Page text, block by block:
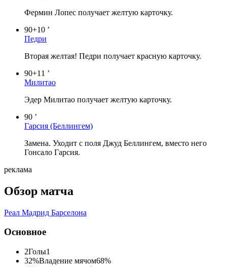
Фермин Лопес получает желтую карточку.
90+10 ’
Педри
Вторая желтая! Педри получает красную карточку.
90+11 ’
Милитао
Эдер Милитао получает желтую карточку.
90 ’
Гарсия (Беллингем)
Замена. Уходит с поля Джуд Беллингем, вместо него
Гонсало Гарсия.
реклама
Обзор матча
Реал Мадрид Барселона
Основное
2Голы1
32%Владение мячом68%